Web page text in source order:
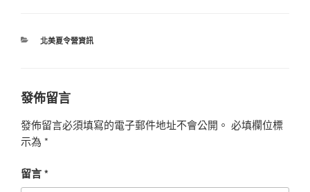
分
北美夏令營資訊
發佈留言
發佈留言必須填寫的電子郵件地址不會公開。 必填欄位標
示為 *
留言*